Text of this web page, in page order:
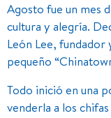
Agosto fue un mes
cultura y alegría.
León Lee, fundador
pequeño
Todo inició en una
venderla a los